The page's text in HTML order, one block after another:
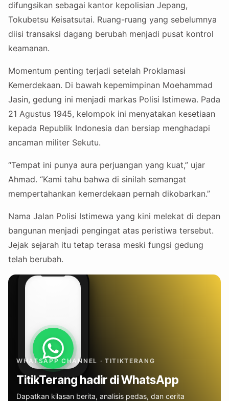
difungsikan sebagai kantor kepolisian Jepang,
Tokubetsu Keisatsutai. Ruang-ruang yang sebelumnya
diisi transaksi dagang berubah menjadi pusat kontrol
keamanan.
Momentum penting terjadi setelah Proklamasi
Kemerdekaan. Di bawah kepemimpinan Moehammad
Jasin, gedung ini menjadi markas Polisi Istimewa. Pada
21 Agustus 1945, kelompok ini menyatakan kesetiaan
kepada Republik Indonesia dan bersiap menghadapi
ancaman militer Sekutu.
“Tempat ini punya aura perjuangan yang kuat,” ujar
Ahmad. “Kami tahu bahwa di sinilah semangat
mempertahankan kemerdekaan pernah dikobarkan.”
Nama Jalan Polisi Istimewa yang kini melekat di depan
bangunan menjadi pengingat atas peristiwa tersebut.
Jejak sejarah itu tetap terasa meski fungsi gedung
telah berubah.
WHATSAPP CHANNEL · TITIKTERANG
TitikTerang hadir di WhatsApp
Dapatkan kilasan berita, analisis pedas, dan cerita